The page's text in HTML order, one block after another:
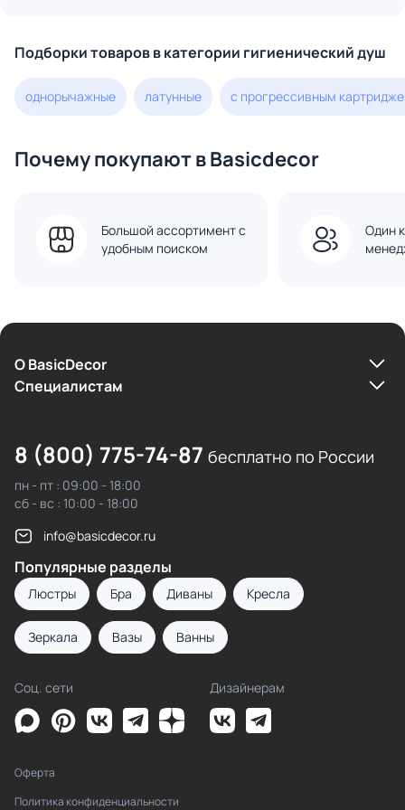
Подборки товаров в категории гигиенический душ
однорычажные латунные с прогрессивным
Почему покупают в Basicdecor
Большой ассортимент с
удобным поиском
Один
О BasicDecor
Cпециалистам
8 (800) 775-74-87 бесплатно по России
пн - пт : 09:00 - 18:00
сб - вс : 10:00 - 18:00
info@basicdecor.ru
Популярные разделы
Люстры Бра Диваны Кресла
Зеркала Вазы Ванны
Соц. сети Дизайнерам
Оферта
Политика конфиденциальности